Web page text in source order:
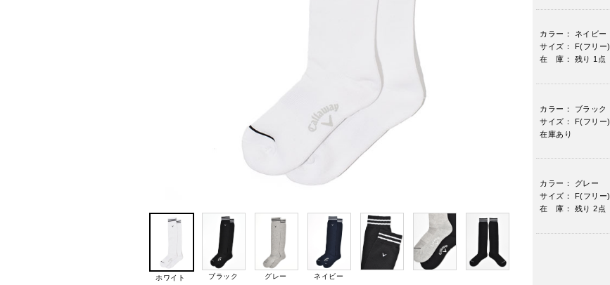
ホワイト ブラック グレー ネイビー
カラー： ネイビー
サイズ： F(フリー)
在 庫： 残り 1点
カラー： ブラック
サイズ： F(フリー)
在庫あり
カラー： グレー
サイズ： F(フリー)
在 庫： 残り 2点